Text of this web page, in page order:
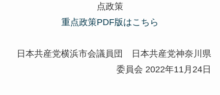
点政策
重点政策PDF版はこちら
日本共産党横浜市会議員団 日本共産党神奈川県
委員会 2022年11月24日